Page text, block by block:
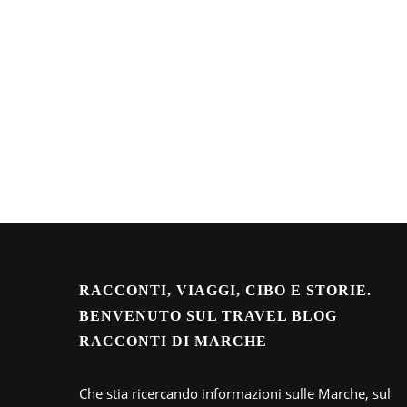
RACCONTI, VIAGGI, CIBO E STORIE.
BENVENUTO SUL TRAVEL BLOG
RACCONTI DI MARCHE
Che stia ricercando informazioni sulle Marche, sul